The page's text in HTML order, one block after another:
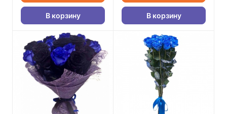
В корзину В корзину